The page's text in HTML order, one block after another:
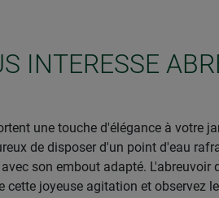
INTERESSE
une touche d'élégance à votre
de disposer d'un point d'eau
son embout adapté.
cette joyeuse agitation et observez